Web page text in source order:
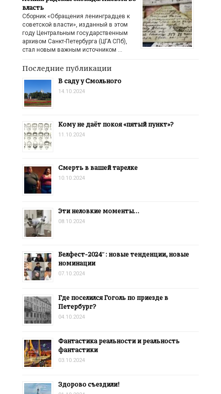
власть
Сборник «Обращения ленинградцев к
советской власти», изданный в этом
году Центральным государственным
архивом Санкт-Петербурга (ЦГА СПб),
стал новым важным источником …
Последние публикации
В саду у Смольного
14.10.2024
Кому не даёт покоя «пятый пункт»?
11.10.2024
Смерть в вашей тарелке
10.10.2024
Эти неловкие моменты…
08.10.2024
Белфест-2024″: новые тенденции, новые
номинации
07.10.2024
Где поселился Гоголь по приезде в
Петербург?
04.10.2024
Фантастика реальности и реальность
фантастики
03.10.2024
Здорово съездили!